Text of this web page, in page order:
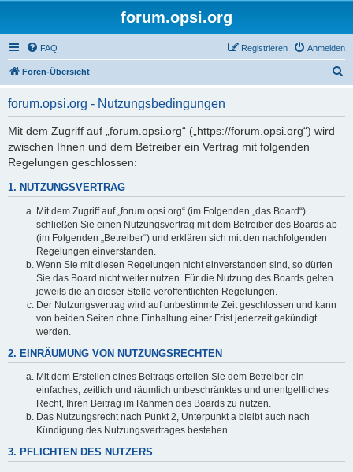
forum.opsi.org
FAQ Anmelden
Registrieren
Foren-Übersicht
forum.opsi.org - Nutzungsbedingungen
Mit dem Zugriff auf „forum.opsi.org“ („https://forum.opsi.org“) wird
zwischen Ihnen und dem Betreiber ein Vertrag mit folgenden
Regelungen geschlossen:
1. NUTZUNGSVERTRAG
Mit dem Zugriff auf „forum.opsi.org“ (im Folgenden „das Board“)
schließen Sie einen Nutzungsvertrag mit dem Betreiber des Boards ab
(im Folgenden „Betreiber“) und erklären sich mit den nachfolgenden
Regelungen einverstanden.
Wenn Sie mit diesen Regelungen nicht einverstanden sind, so dürfen
Sie das Board nicht weiter nutzen. Für die Nutzung des Boards gelten
jeweils die an dieser Stelle veröffentlichten Regelungen.
Der Nutzungsvertrag wird auf unbestimmte Zeit geschlossen und kann
von beiden Seiten ohne Einhaltung einer Frist jederzeit gekündigt
werden.
2. EINRÄUMUNG VON NUTZUNGSRECHTEN
Mit dem Erstellen eines Beitrags erteilen Sie dem Betreiber ein
einfaches, zeitlich und räumlich unbeschränktes und unentgeltliches
Recht, Ihren Beitrag im Rahmen des Boards zu nutzen.
Das Nutzungsrecht nach Punkt 2, Unterpunkt a bleibt auch nach
Kündigung des Nutzungsvertrages bestehen.
3. PFLICHTEN DES NUTZERS